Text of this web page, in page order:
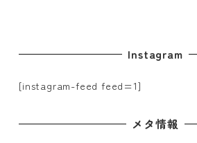
Instagram
[instagram-feed feed=1]
メタ情報